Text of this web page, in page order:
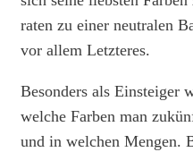
raten zu einer neutralen
vor allem Letzteres.
Besonders als Einsteiger
welche Farben man
und in welchen Mengen.